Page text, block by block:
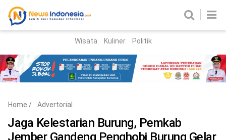
Parlemen
Nasional
Wisata Kuliner Politik
Home / Advertorial
Jaga Kelestarian Burung, Pemkab